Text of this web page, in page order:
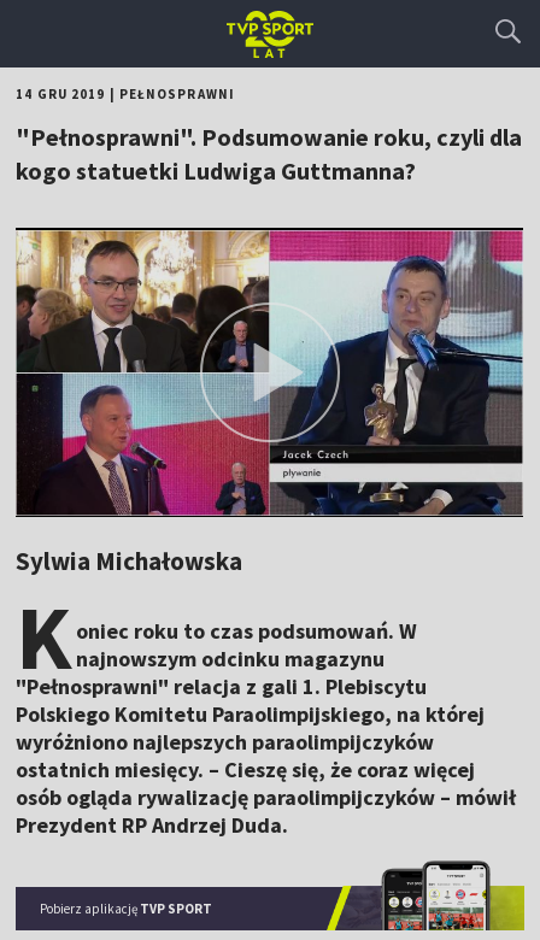
14 GRU 2019 PEŁNOSPRAWNI
"Pełnosprawni". Podsumowanie roku, czyli dla
kogo statuetki Ludwiga Guttmanna?
Sylwia Michałowska
Koniec roku to czas podsumowań. W
najnowszym odcinku magazynu
"Pełnosprawni" relacja z gali 1. Plebiscytu
Polskiego Komitetu Paraolimpijskiego, na której
wyróżniono najlepszych paraolimpijczyków
ostatnich miesięcy. – Cieszę się, że coraz więcej
osób ogląda rywalizację paraolimpijczyków – mówił
Prezydent RP Andrzej Duda.
Pobierz aplikację TVP SPORT